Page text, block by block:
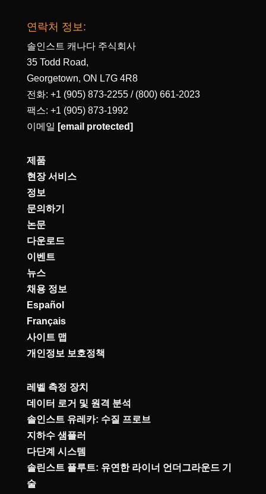
연락처 정보:
솔인스트 캐나다 주식회사
35 Todd Road,
Georgetown, ON L7G 4R8
전화: +1 (905) 873-2255 / (800) 661-2023
팩스: +1 (905) 873-1992
이메일 [email protected]
제품
현장 서비스
정보
문의하기
논문
다운로드
이벤트
뉴스
채용 정보
Español
Français
사이트 맵
개인정보 보호정책
레벨 측정 장치
데이터 로거 및 원격 분석
솔인스트 유레카: 수질 프로브
지하수 샘플러
다단계 시스템
솔린스트 플루트: 유연한 라이너 언더그라운드 기
술